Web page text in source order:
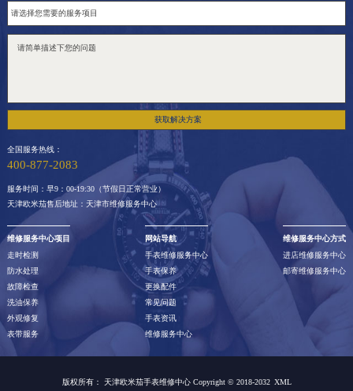
获取解决方案
全国服务热线：
400-877-2083
服务时间：早9：00-19:30（节假日正常营业）
天津欧米茄售后地址：天津市维修服务中心
维修服务中心项目
走时检测
防水处理
故障检查
洗油保养
外观修复
表带服务
网站导航
手表维修服务中心
手表保养
更换配件
常见问题
手表资讯
维修服务中心
维修服务中心方式
进店维修服务中心
邮寄维修服务中心
版权所有： 天津欧米茄手表维修中心 Copyright © 2018-2032 XML